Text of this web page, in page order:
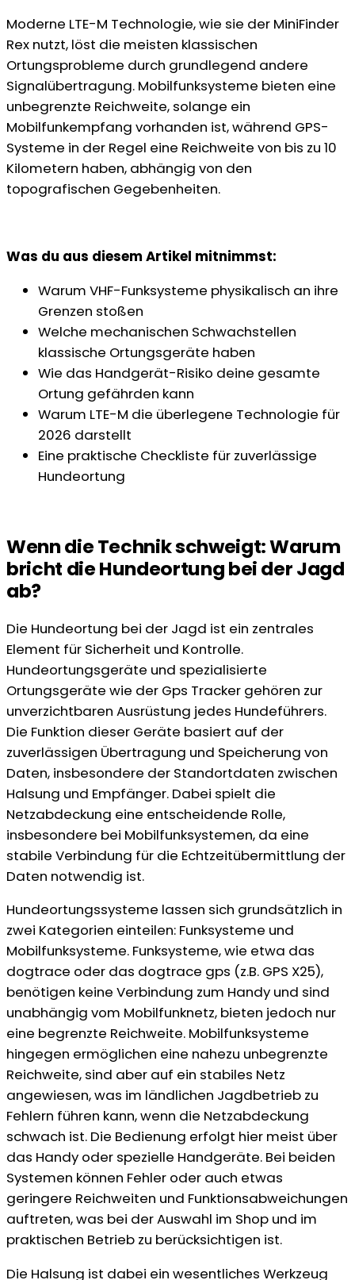
Moderne LTE-M Technologie, wie sie der MiniFinder
Rex nutzt, löst die meisten klassischen
Ortungsprobleme durch grundlegend andere
Signalübertragung. Mobilfunksysteme bieten eine
unbegrenzte Reichweite, solange ein
Mobilfunkempfang vorhanden ist, während GPS-
Systeme in der Regel eine Reichweite von bis zu 10
Kilometern haben, abhängig von den
topografischen Gegebenheiten.
Was du aus diesem Artikel mitnimmst:
Warum VHF-Funksysteme physikalisch an ihre
Grenzen stoßen
Welche mechanischen Schwachstellen
klassische Ortungsgeräte haben
Wie das Handgerät-Risiko deine gesamte
Ortung gefährden kann
Warum LTE-M die überlegene Technologie für
2026 darstellt
Eine praktische Checkliste für zuverlässige
Hundeortung
Wenn die Technik schweigt: Warum
bricht die Hundeortung bei der Jagd
ab?
Die Hundeortung bei der Jagd ist ein zentrales
Element für Sicherheit und Kontrolle.
Hundeortungsgeräte und spezialisierte
Ortungsgeräte wie der Gps Tracker gehören zur
unverzichtbaren Ausrüstung jedes Hundeführers.
Die Funktion dieser Geräte basiert auf der
zuverlässigen Übertragung und Speicherung von
Daten, insbesondere der Standortdaten zwischen
Halsung und Empfänger. Dabei spielt die
Netzabdeckung eine entscheidende Rolle,
insbesondere bei Mobilfunksystemen, da eine
stabile Verbindung für die Echtzeitübermittlung der
Daten notwendig ist.
Hundeortungssysteme lassen sich grundsätzlich in
zwei Kategorien einteilen: Funksysteme und
Mobilfunksysteme. Funksysteme, wie etwa das
dogtrace oder das dogtrace gps (z.B. GPS X25),
benötigen keine Verbindung zum Handy und sind
unabhängig vom Mobilfunknetz, bieten jedoch nur
eine begrenzte Reichweite. Mobilfunksysteme
hingegen ermöglichen eine nahezu unbegrenzte
Reichweite, sind aber auf ein stabiles Netz
angewiesen, was im ländlichen Jagdbetrieb zu
Fehlern führen kann, wenn die Netzabdeckung
schwach ist. Die Bedienung erfolgt hier meist über
das Handy oder spezielle Handgeräte. Bei beiden
Systemen können Fehler oder auch etwas
geringere Reichweiten und Funktionsabweichungen
auftreten, was bei der Auswahl im Shop und im
praktischen Betrieb zu berücksichtigen ist.
Die Halsung ist dabei ein wesentliches Werkzeug